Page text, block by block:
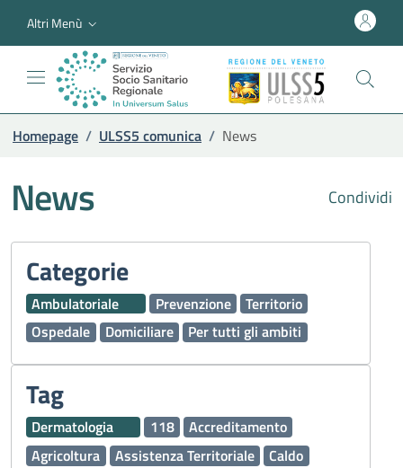
Altri Menù
Homepage / ULSS5 comunica / News
Condividi
News
Categorie
Ambulatoriale Prevenzione
Territorio
Ospedale
Domiciliare Per tutti gli ambiti
Tag
Dermatologia 118
Accreditamento
Agricoltura
Assistenza Territoriale
Caldo